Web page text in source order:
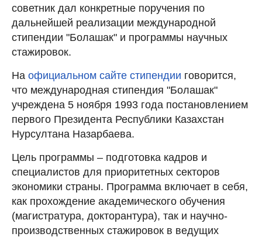
советник дал конкретные поручения по
дальнейшей реализации международной
стипендии "Болашак" и программы научных
стажировок.
На официальном сайте стипендии говорится,
что международная стипендия "Болашак"
учреждена 5 ноября 1993 года постановлением
первого Президента Республики Казахстан
Нурсултана Назарбаева.
Цель программы – подготовка кадров и
специалистов для приоритетных секторов
экономики страны. Программа включает в себя,
как прохождение академического обучения
(магистратура, докторантура), так и научно-
производственных стажировок в ведущих